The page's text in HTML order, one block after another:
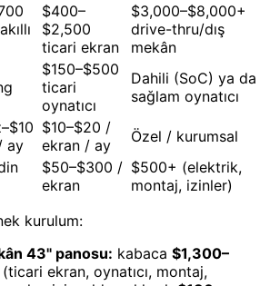
$400–
$2,500
ticari ekran
$3,000–$8,000+
drive-thru/dış
mekân
$150–$500
ticari
oynatıcı
Dahili (SoC) ya da
sağlam oynatıcı
ay
$10–$20 /
ekran / ay
Özel / kurumsal
$50–$300 /
ekran
$500+ (elektrik,
montaj, izinler)
kurulum:
43" panosu: kabaca $1,300–
(ticari ekran, oynatıcı, montaj,